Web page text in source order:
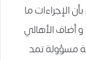
الإجراءات ما
و أضاف الأهالي
مسؤولة تمد